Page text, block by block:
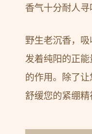
香气十分耐人寻
野生老沉香，
发着纯阳的正
的作用。除了
舒缓您的紧绷精